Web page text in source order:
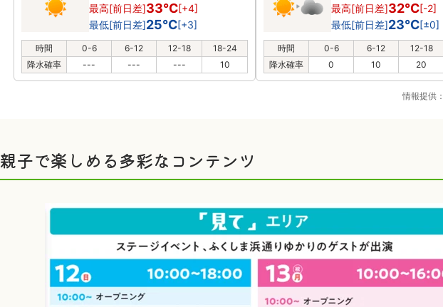
最高[前日差]33℃[+4]
最低[前日差]25℃[+3]
時間 0-6 6-12 12-18
18-24
降水確率
--- --- --- 10
最高[前日差]32℃[-2]
最低[前日差]23℃[±0]
時間 0-6 6-12 12-18
降水確率
0 10 20
情報提供：
親子で楽しめる多彩なコンテンツ